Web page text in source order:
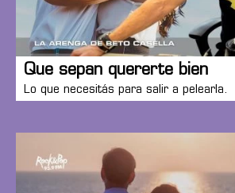
Que sepan quererte bien
Lo que necesitás para salir a pelearla.